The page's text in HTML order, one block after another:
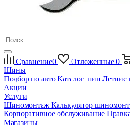
Сравнение0 Отложенные 0
Шины
Подбор по авто Каталог шин
Акции
Услуги
Шиномонтаж Калькулятор
Корпоративное обслуживание
Магазины